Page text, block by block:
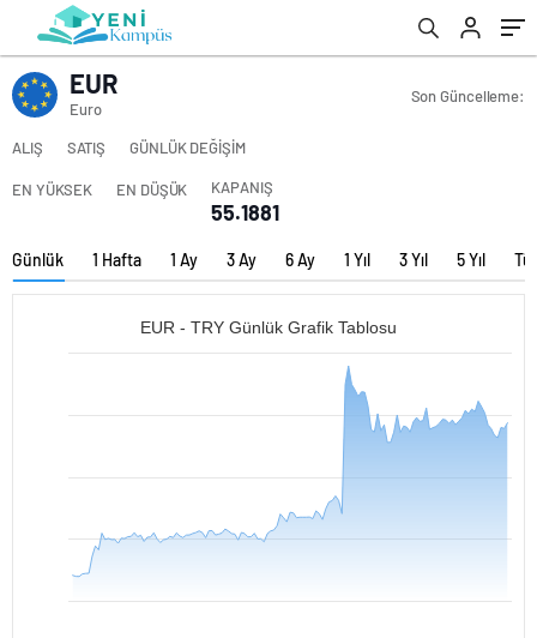
EUR
Euro
Son Güncelleme:
ALIŞ SATIŞ GÜNLÜK DEĞİŞİM
EN YÜKSEK EN DÜŞÜK KAPANIŞ
55.1881
Günlük 1 Hafta 1 Ay 3 Ay 6 Ay 1 Yıl 3 Yıl 5 Yıl
EUR - TRY Günlük Grafik Tablosu